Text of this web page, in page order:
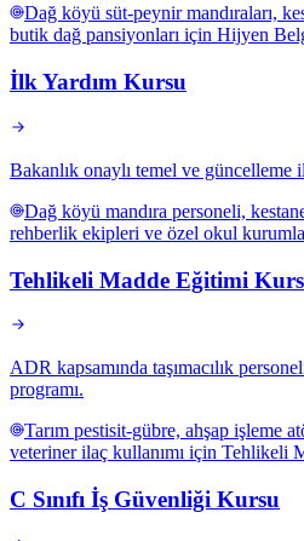
Dağ köyü süt-peynir mandıraları,
butik dağ pansiyonları için Hijyen
İlk Yardım Kursu
Bakanlık onaylı temel ve güncelleme
Dağ köyü mandıra personeli,
rehberlik ekipleri ve özel okul
Tehlikeli Madde Eğitimi
ADR kapsamında taşımacılık
programı.
Tarım pestisit-gübre, ahşap işleme
veteriner ilaç kullanımı için Tehlikeli
C Sınıfı İş Güvenliği Kursu